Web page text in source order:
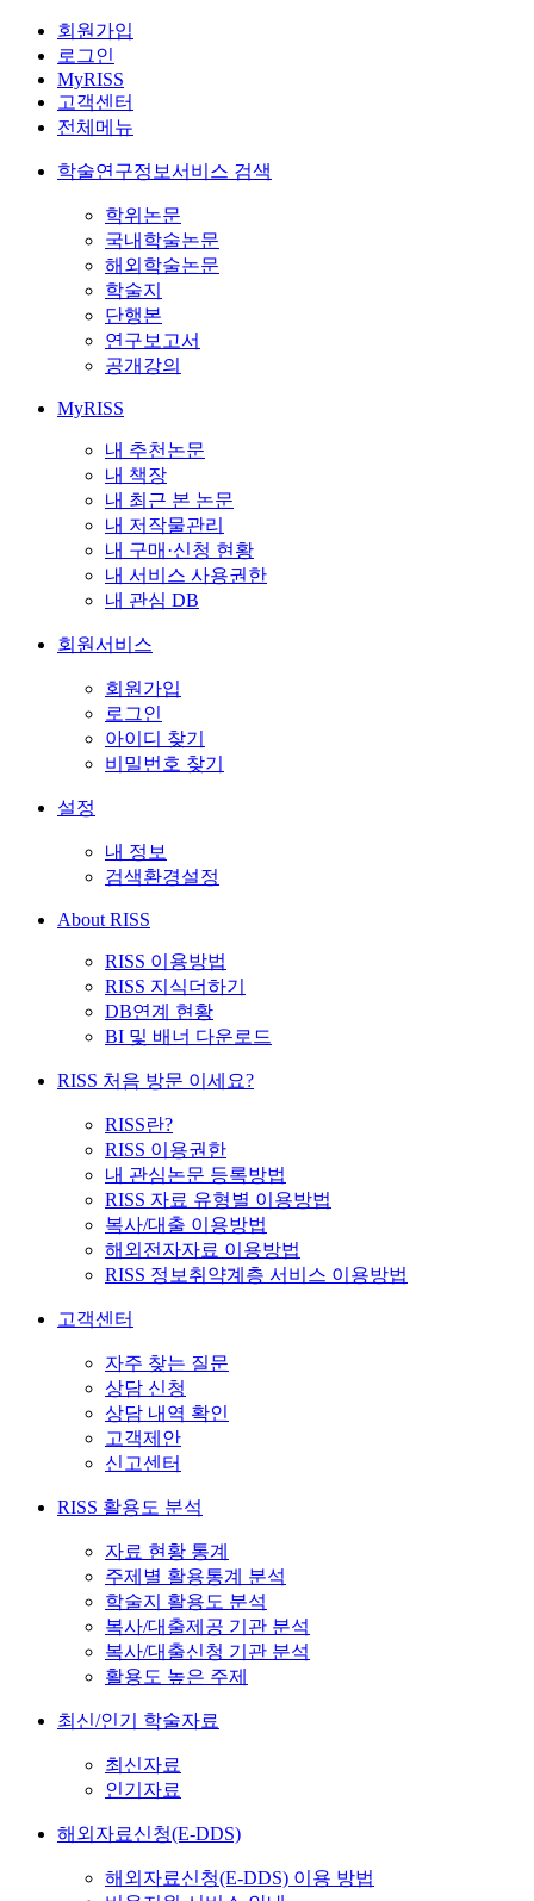
회원가입
로그인
MyRISS
고객센터
전체메뉴
학술연구정보서비스 검색
학위논문
국내학술논문
해외학술논문
학술지
단행본
연구보고서
공개강의
MyRISS
내 추천논문
내 책장
내 최근 본 논문
내 저작물관리
내 구매·신청 현황
내 서비스 사용권한
내 관심 DB
회원서비스
회원가입
로그인
아이디 찾기
비밀번호 찾기
설정
내 정보
검색환경설정
About RISS
RISS 이용방법
RISS 지식더하기
DB연계 현황
BI 및 배너 다운로드
RISS 처음 방문 이세요?
RISS란?
RISS 이용권한
내 관심논문 등록방법
RISS 자료 유형별 이용방법
복사/대출 이용방법
해외전자자료 이용방법
RISS 정보취약계층 서비스 이용방법
고객센터
자주 찾는 질문
상담 신청
상담 내역 확인
고객제안
신고센터
RISS 활용도 분석
자료 현황 통계
주제별 활용통계 분석
학술지 활용도 분석
복사/대출제공 기관 분석
복사/대출신청 기관 분석
활용도 높은 주제
최신/인기 학술자료
최신자료
인기자료
해외자료신청(E-DDS)
해외자료신청(E-DDS) 이용 방법